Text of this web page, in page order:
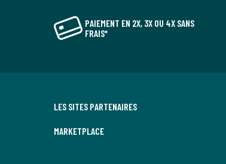
PAIEMENT EN 2X, 3X OU 4X SANS
FRAIS*
LES SITES PARTENAIRES
MARKETPLACE